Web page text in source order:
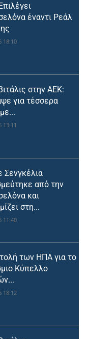
έναντι Ρεάλ
18:10
στην ΑΕΚ:
για τέσσερα
13:11
Σενγκέλια
από την
και
στη...
11:40
των ΗΠΑ για το
Κύπελλο
18:12